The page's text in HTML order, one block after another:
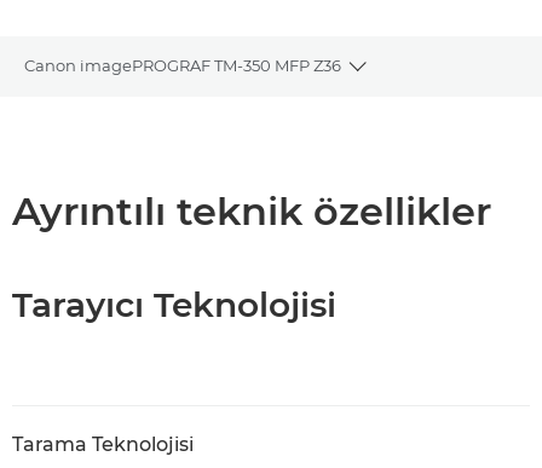
Canon imagePROGRAF TM-350 MFP Z36
Toggle breadcrumbs
Ayrıntılı teknik özellikler
Tarayıcı Teknolojisi
Tarama Teknolojisi